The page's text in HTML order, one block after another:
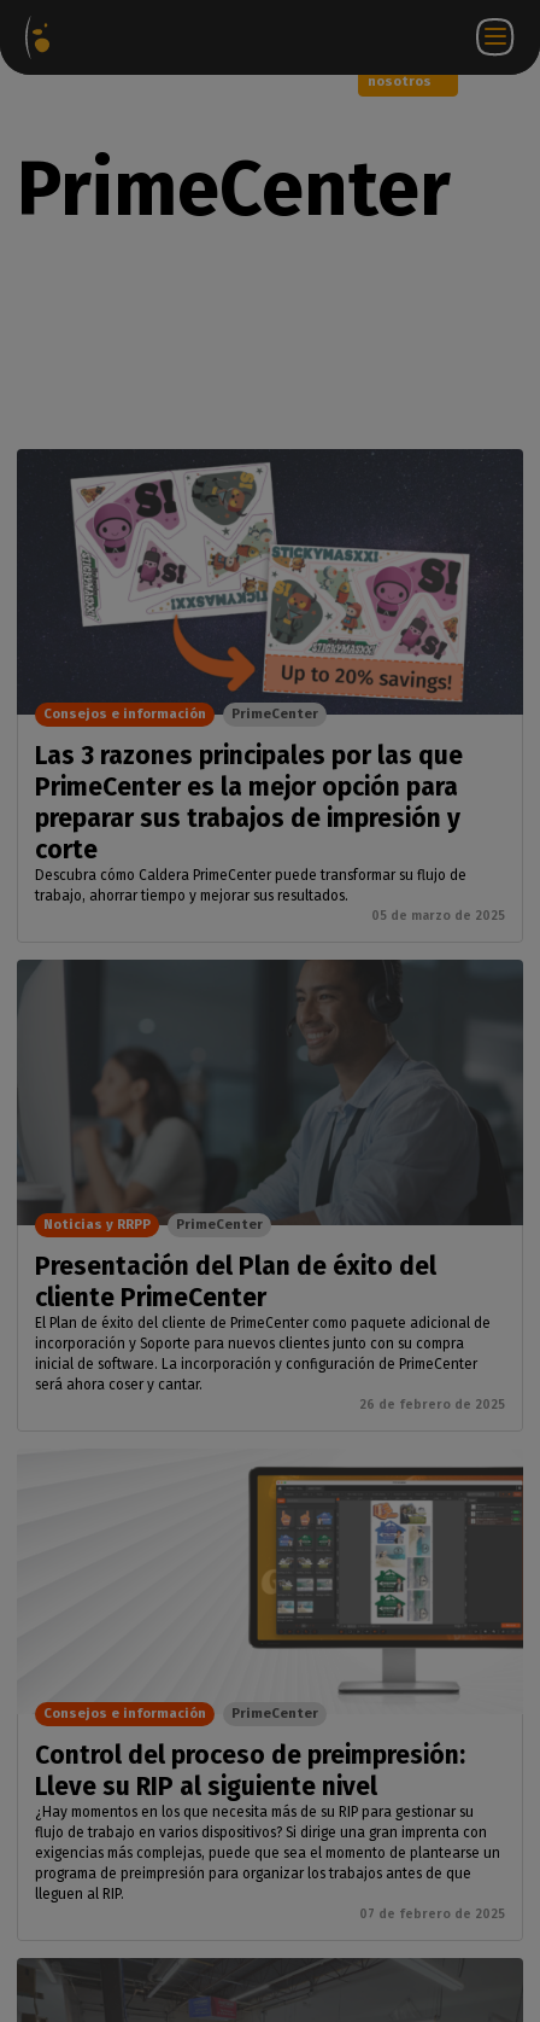
Paquetes
de
software
nosotros
ES
PrimeCenter
Las 3 razones principales por las que
PrimeCenter es la mejor opción para
preparar sus trabajos de impresión y
corte
Descubra cómo Caldera PrimeCenter puede transformar su flujo de
trabajo, ahorrar tiempo y mejorar sus resultados.
05 de marzo de 2025
Consejos e información PrimeCenter
Presentación del Plan de éxito del
cliente PrimeCenter
El Plan de éxito del cliente de PrimeCenter como paquete adicional de
incorporación y Soporte para nuevos clientes junto con su compra
inicial de software. La incorporación y configuración de PrimeCenter
será ahora coser y cantar.
26 de febrero de 2025
Noticias y RRPP PrimeCenter
Control del proceso de preimpresión:
Lleve su RIP al siguiente nivel
¿Hay momentos en los que necesita más de su RIP para gestionar su
flujo de trabajo en varios dispositivos? Si dirige una gran imprenta con
exigencias más complejas, puede que sea el momento de plantearse un
programa de preimpresión para organizar los trabajos antes de que
lleguen al RIP.
07 de febrero de 2025
Consejos e información PrimeCenter